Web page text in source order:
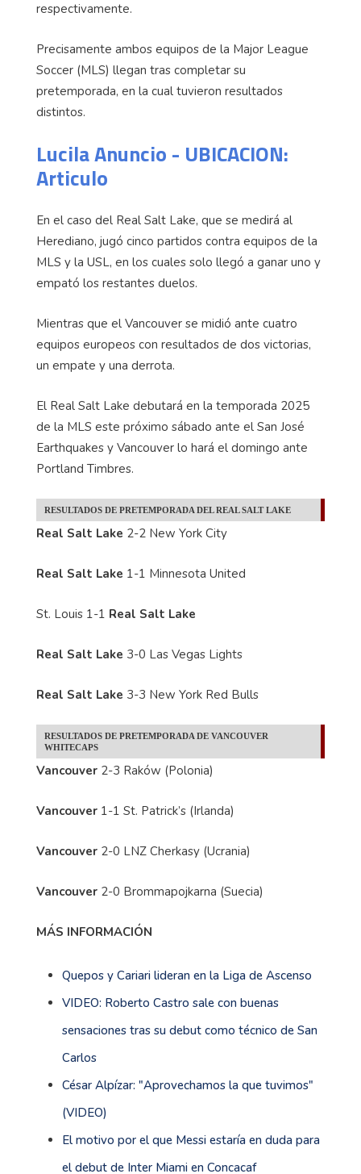
respectivamente.
Precisamente ambos equipos de la Major League
Soccer (MLS) llegan tras completar su
pretemporada, en la cual tuvieron resultados
distintos.
Lucila Anuncio - UBICACION:
Articulo
En el caso del Real Salt Lake, que se medirá al
Herediano, jugó cinco partidos contra equipos de la
MLS y la USL, en los cuales solo llegó a ganar uno y
empató los restantes duelos.
Mientras que el Vancouver se midió ante cuatro
equipos europeos con resultados de dos victorias,
un empate y una derrota.
El Real Salt Lake debutará en la temporada 2025
de la MLS este próximo sábado ante el San José
Earthquakes y Vancouver lo hará el domingo ante
Portland Timbres.
RESULTADOS DE PRETEMPORADA DEL REAL SALT LAKE
Real Salt Lake 2-2 New York City
Real Salt Lake 1-1 Minnesota United
St. Louis 1-1 Real Salt Lake
Real Salt Lake 3-0 Las Vegas Lights
Real Salt Lake 3-3 New York Red Bulls
RESULTADOS DE PRETEMPORADA DE VANCOUVER
WHITECAPS
Vancouver 2-3 Raków (Polonia)
Vancouver 1-1 St. Patrick’s (Irlanda)
Vancouver 2-0 LNZ Cherkasy (Ucrania)
Vancouver 2-0 Brommapojkarna (Suecia)
MÁS INFORMACIÓN
Quepos y Cariari lideran en la Liga de Ascenso
VIDEO: Roberto Castro sale con buenas
sensaciones tras su debut como técnico de San
Carlos
César Alpízar: "Aprovechamos la que tuvimos"
(VIDEO)
El motivo por el que Messi estaría en duda para
el debut de Inter Miami en Concacaf